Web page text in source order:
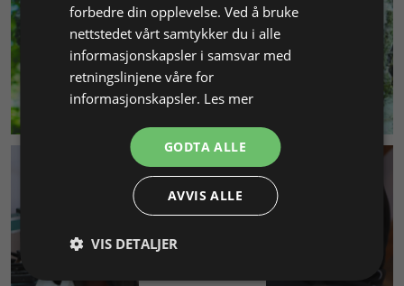
MILJØ & BÆREKRAFT
SMYKKEKURS
forbedre din opplevelse. Ved å bruke
nettstedet vårt samtykker du i alle
informasjonskapsler i samsvar med
retningslinjene våre for
informasjonskapsler. Les mer
GODTA ALLE
AVVIS ALLE
VIS DETALJER